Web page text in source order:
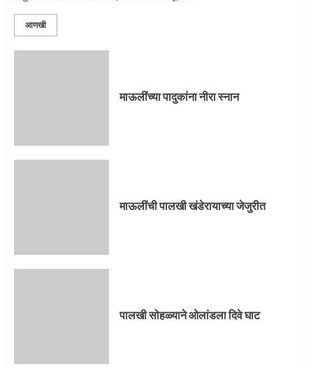
आणखी
माऊलींच्या पादुकांना नीरा स्नान
माऊलींची पालखी खंडेरायाच्या जेजुरीत
पालखी सोहळ्याने ओलांडला दिवे घाट